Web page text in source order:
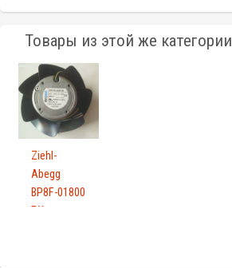
Товары из этой же категории
Ziehl-
Abegg
BP8F-01800
БУ